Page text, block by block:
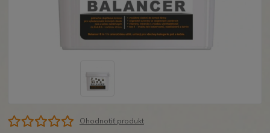
Ohodnotiť produkt